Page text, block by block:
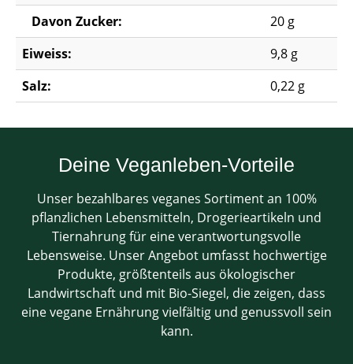
Davon Zucker:
20 g
Eiweiss:
9,8 g
Salz:
0,22 g
Deine Veganleben-Vorteile
Unser bezahlbares veganes Sortiment an 100%
pflanzlichen Lebensmitteln, Drogerieartikeln und
Tiernahrung für eine verantwortungsvolle
Lebensweise. Unser Angebot umfasst hochwertige
Produkte, größtenteils aus ökologischer
Landwirtschaft und mit Bio-Siegel, die zeigen, dass
eine vegane Ernährung vielfältig und genussvoll sein
kann.